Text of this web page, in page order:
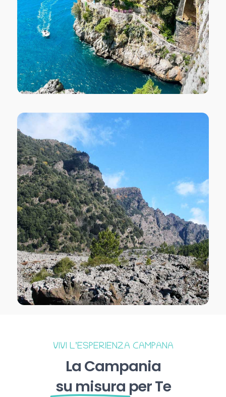
VIVI L’ESPERIENZA CAMPANA
La Campania
su misura per Te